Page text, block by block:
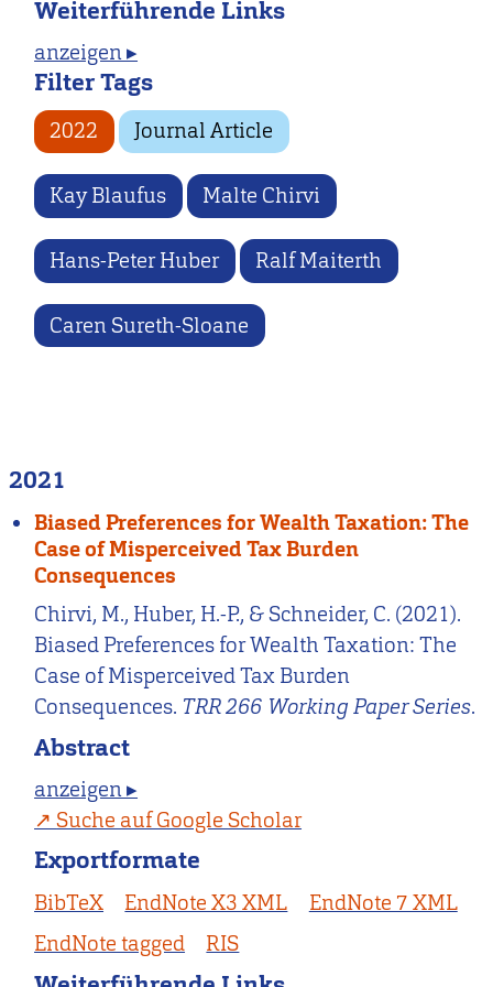
Weiterführende Links
anzeigen ▸
Filter Tags
2022 Journal Article
Kay Blaufus Malte Chirvi
Hans-Peter Huber Ralf Maiterth
Caren Sureth-Sloane
2021
Biased Preferences for Wealth Taxation: The
Case of Misperceived Tax Burden
Consequences
Chirvi, M., Huber, H.-P., & Schneider, C. (2021).
Biased Preferences for Wealth Taxation: The
Case of Misperceived Tax Burden
Consequences. TRR 266 Working Paper Series.
Abstract
anzeigen ▸
Suche auf Google Scholar
Exportformate
BibTeX EndNote X3 XML
EndNote 7 XML
EndNote tagged
RIS